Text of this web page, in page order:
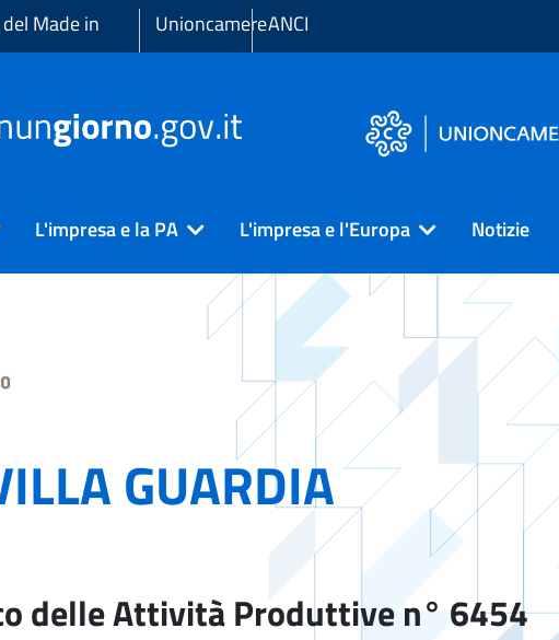
Made in
UnioncamereANCI
L'impresa e la PA L'impresa e l'Europa Notizie
GUARDIA
delle Attività Produttive n° 6454